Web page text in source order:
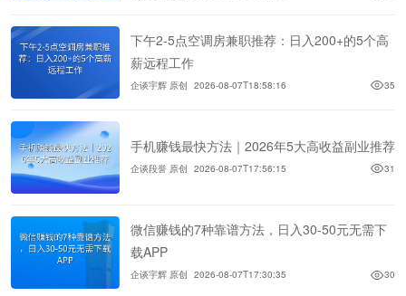
下午2-5点空调房兼职推荐：日入200+的5个高
薪远程工作
企谈宇辉 原创 2026-08-07T18:58:16 35
手机赚钱最快方法｜2026年5大高收益副业推荐
企谈段誉 原创 2026-08-07T17:56:15 31
微信赚钱的7种靠谱方法，日入30-50元无需下
载APP
企谈宇辉 原创 2026-08-07T17:30:35 30